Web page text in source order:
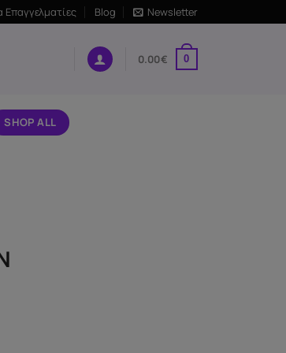
Επαγγελματίες Blog Newsletter
0.00€ 0
SHOP ALL